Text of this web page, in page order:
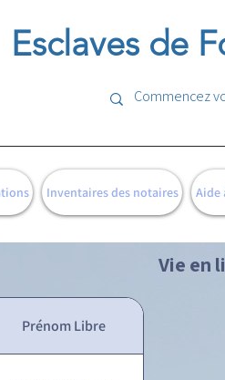
Esclaves de
Inventaires des notaires Aide
Vie en
Prénom Libre